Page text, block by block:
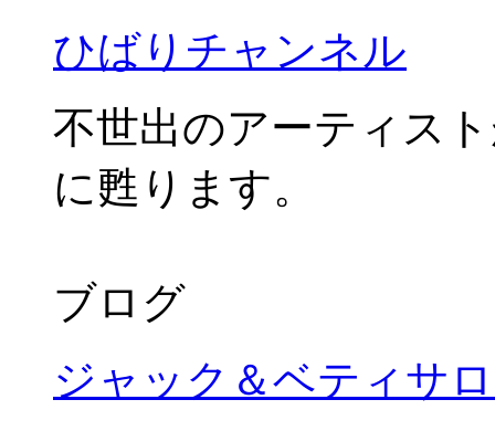
ひばりチャンネル
不世出のアーティス
に甦ります。
ブログ
ジャック＆ベティサ